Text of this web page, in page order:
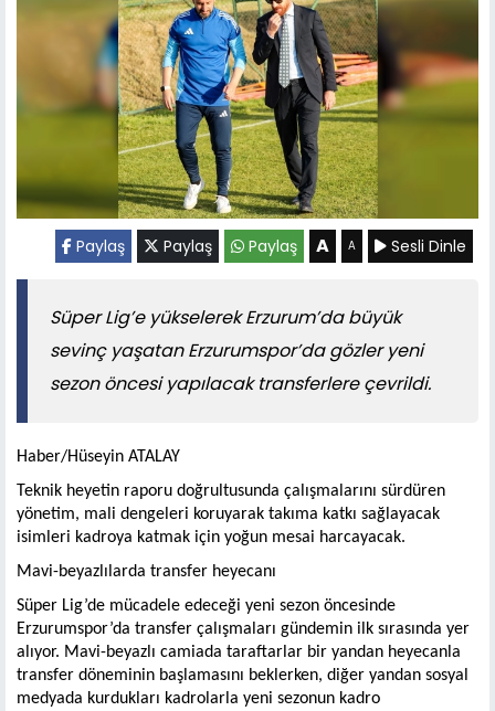
Paylaş Paylaş Paylaş A A Sesli Dinle
Süper Lig’e yükselerek Erzurum’da büyük
sevinç yaşatan Erzurumspor’da gözler yeni
sezon öncesi yapılacak transferlere çevrildi.
Haber/Hüseyin ATALAY
Teknik heyetin raporu doğrultusunda çalışmalarını sürdüren
yönetim, mali dengeleri koruyarak takıma katkı sağlayacak
isimleri kadroya katmak için yoğun mesai harcayacak.
Mavi-beyazlılarda transfer heyecanı
Süper Lig’de mücadele edeceği yeni sezon öncesinde
Erzurumspor’da transfer çalışmaları gündemin ilk sırasında yer
alıyor. Mavi-beyazlı camiada taraftarlar bir yandan heyecanla
transfer döneminin başlamasını beklerken, diğer yandan sosyal
medyada kurdukları kadrolarla yeni sezonun kadro